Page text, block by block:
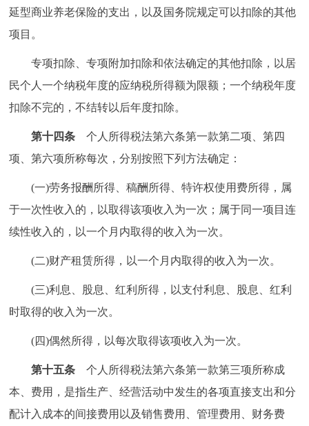
延型商业养老保险的支出，以及国务院规定可以扣除的其他
项目。
专项扣除、专项附加扣除和依法确定的其他扣除，以居
民个人一个纳税年度的应纳税所得额为限额；一个纳税年度
扣除不完的，不结转以后年度扣除。
第十四条 个人所得税法第六条第一款第二项、第四
项、第六项所称每次，分别按照下列方法确定：
(一)劳务报酬所得、稿酬所得、特许权使用费所得，属
于一次性收入的，以取得该项收入为一次；属于同一项目连
续性收入的，以一个月内取得的收入为一次。
(二)财产租赁所得，以一个月内取得的收入为一次。
(三)利息、股息、红利所得，以支付利息、股息、红利
时取得的收入为一次。
(四)偶然所得，以每次取得该项收入为一次。
第十五条 个人所得税法第六条第一款第三项所称成
本、费用，是指生产、经营活动中发生的各项直接支出和分
配计入成本的间接费用以及销售费用、管理费用、财务费